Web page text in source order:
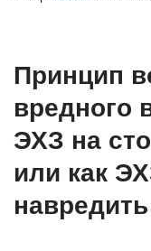
Принцип
вредного
ЭХЗ на
или как
навредить